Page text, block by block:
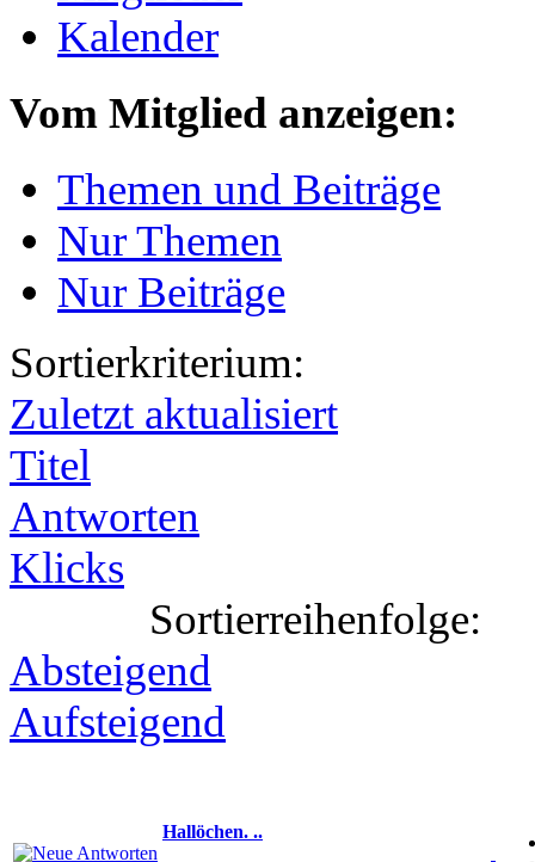
Kalender
Vom Mitglied anzeigen:
Themen und Beiträge
Nur Themen
Nur Beiträge
Sortierkriterium:
Zuletzt aktualisiert
Titel
Antworten
Klicks
Sortierreihenfolge:
Absteigend
Aufsteigend
Hallöchen. ..